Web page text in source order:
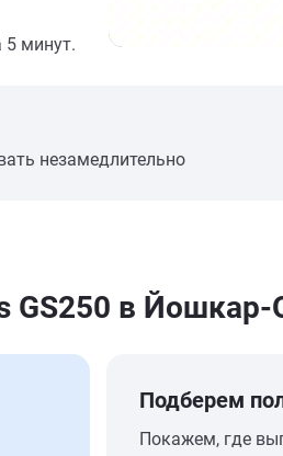
5 минут.
незамедлительно
в Йошкар-
Подберем
Покажем, где